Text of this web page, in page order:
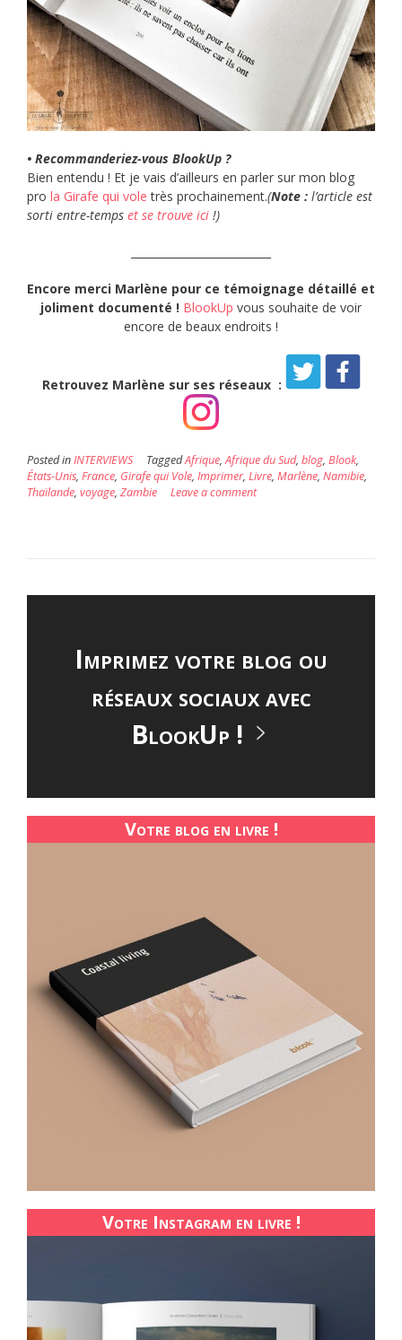
• Recommanderiez-vous BlookUp ?
Bien entendu ! Et je vais d’ailleurs en parler sur mon blog
pro la Girafe qui vole très prochainement.(Note : l’article est
sorti entre-temps et se trouve ici !)
Encore merci Marlène pour ce témoignage détaillé et
joliment documenté ! BlookUp vous souhaite de voir
encore de beaux endroits !
Retrouvez Marlène sur ses réseaux :
Posted inINTERVIEWS TaggedAfrique,Afrique du Sud, blog, Blook,
États-Unis, France, Girafe qui Vole, Imprimer, Livre, Marlène, Namibie,
Thaïlande, voyage, Zambie Leave a comment
Imprimez votre blog ou
réseaux sociaux avec
BlookUp !
Votre blog en livre !
Votre Instagram en livre !